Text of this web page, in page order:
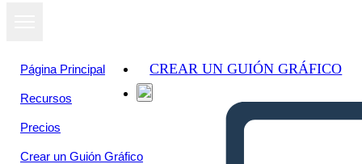
Página Principal
Recursos
Precios
Crear un Guión Gráfico
CREAR UN GUIÓN GRÁFICO